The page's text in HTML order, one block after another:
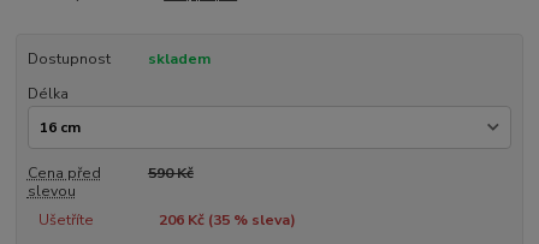
Dostupnost
skladem
Délka
Cena před
slevou
590 Kč
Ušetříte 206 Kč (35% sleva)